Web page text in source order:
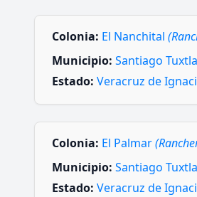
Colonia: El Nanchital
Municipio: Santiago Tuxtla
Estado: Veracruz de
Colonia: El Palmar
Municipio: Santiago Tuxtla
Estado: Veracruz de